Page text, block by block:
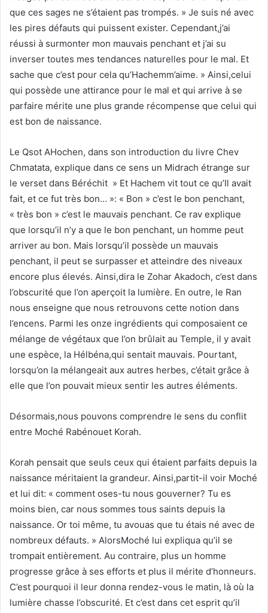
que ces sages ne s’étaient pas trompés. » Je suis né avec
les pires défauts qui puissent exister. Cependant,j’ai
réussi à surmonter mon mauvais penchant et j’ai su
inverser toutes mes tendances naturelles pour le mal. Et
sache que c’est pour cela qu’Hachemm’aime. » Ainsi,celui
qui possède une attirance pour le mal et qui arrive à se
parfaire mérite une plus grande récompense que celui qui
est bon de naissance.
Le Qsot AHochen, dans son introduction du livre Chev
Chmatata, explique dans ce sens un Midrach étrange sur
le verset dans Béréchit » Et Hachem vit tout ce qu’Il avait
fait, et ce fut très bon… »: « Bon » c’est le bon penchant,
« très bon » c’est le mauvais penchant. Ce rav explique
que lorsqu’il n’y a que le bon penchant, un homme peut
arriver au bon. Mais lorsqu’il possède un mauvais
penchant, il peut se surpasser et atteindre des niveaux
encore plus élevés. Ainsi,dira le Zohar Akadoch, c’est dans
l’obscurité que l’on aperçoit la lumière. En outre, le Ran
nous enseigne que nous retrouvons cette notion dans
l’encens. Parmi les onze ingrédients qui composaient ce
mélange de végétaux que l’on brûlait au Temple, il y avait
une espèce, la Hélbéna,qui sentait mauvais. Pourtant,
lorsqu’on la mélangeait aux autres herbes, c’était grâce à
elle que l’on pouvait mieux sentir les autres éléments.
Désormais,nous pouvons comprendre le sens du conflit
entre Moché Rabénouet Korah.
Korah pensait que seuls ceux qui étaient parfaits depuis la
naissance méritaient la grandeur. Ainsi,partit-il voir Moché
et lui dit: « comment oses-tu nous gouverner? Tu es
moins bien, car nous sommes tous saints depuis la
naissance. Or toi même, tu avouas que tu étais né avec de
nombreux défauts. » AlorsMoché lui expliqua qu’il se
trompait entièrement. Au contraire, plus un homme
progresse grâce à ses efforts et plus il mérite d’honneurs.
C’est pourquoi il leur donna rendez-vous le matin, là où la
lumière chasse l’obscurité. Et c’est dans cet esprit qu’il